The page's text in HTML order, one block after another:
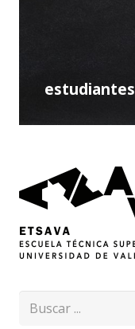
estudiantes